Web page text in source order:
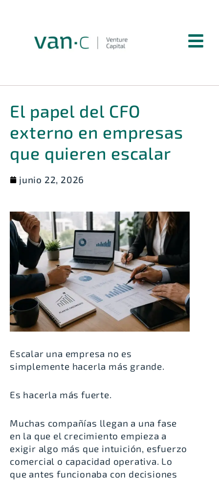
El papel del CFO
externo en empresas
que quieren escalar
junio 22, 2026
Escalar una empresa no es
simplemente hacerla más grande.
Es hacerla más fuerte.
Muchas compañías llegan a una fase
en la que el crecimiento empieza a
exigir algo más que intuición, esfuerzo
comercial o capacidad operativa. Lo
que antes funcionaba con decisiones